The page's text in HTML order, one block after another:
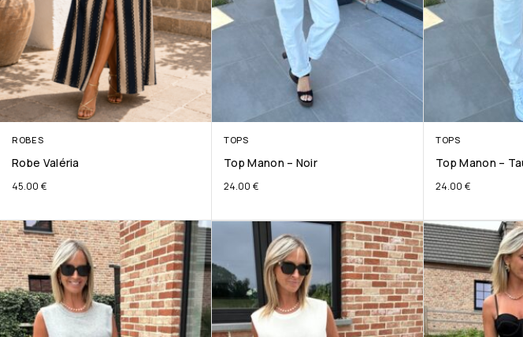
ROBES
Robe Valéria
45.00 €
TOPS
Top Manon – Noir
24.00 €
TOPS
Top Manon –
24.00 €